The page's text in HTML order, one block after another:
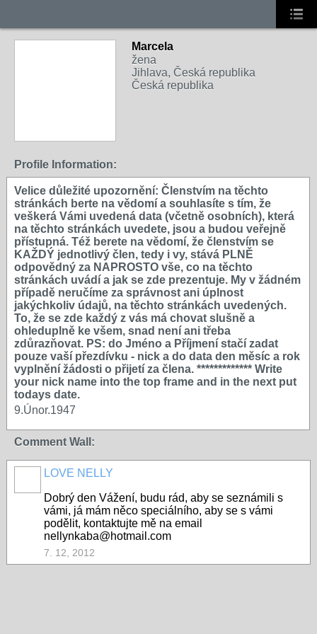
Marcela
žena
Jihlava, Česká republika
Česká republika
Profile Information:
Velice důležité upozornění: Členstvím na těchto
stránkách berte na vědomí a souhlasíte s tím, že
veškerá Vámi uvedená data (včetně osobních), která
na těchto stránkách uvedete, jsou a budou veřejně
přístupná. Též berete na vědomí, že členstvím se
KAŽDÝ jednotlivý člen, tedy i vy, stává PLNĚ
odpovědný za NAPROSTO vše, co na těchto
stránkách uvádí a jak se zde prezentuje. My v žádném
případě neručíme za správnost ani úplnost
jakýchkoliv údajů, na těchto stránkách uvedených.
To, že se zde každý z vás má chovat slušně a
ohleduplně ke všem, snad není ani třeba
zdůrazňovat. PS: do Jméno a Příjmení stačí zadat
pouze vaší přezdívku - nick a do data den měsíc a rok
vyplnění žádosti o přijetí za člena. ************* Write
your nick name into the top frame and in the next put
todays date.
9.Únor.1947
Comment Wall:
LOVE NELLY
Dobrý den Vážení, budu rád, aby se seznámili s
vámi, já mám něco speciálního, aby se s vámi
podělit, kontaktujte mě na email
nellynkaba@hotmail.com
7. 12, 2012